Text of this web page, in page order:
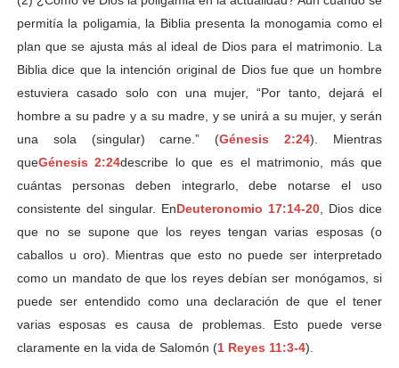
permitía la poligamia, la Biblia presenta la monogamia como el
plan que se ajusta más al ideal de Dios para el matrimonio. La
Biblia dice que la intención original de Dios fue que un hombre
estuviera casado solo con una mujer, “Por tanto, dejará el
hombre a su padre y a su madre, y se unirá a su mujer, y serán
una sola (singular) carne.” (Génesis 2:24). Mientras
queGénesis 2:24describe lo que es el matrimonio, más que
cuántas personas deben integrarlo, debe notarse el uso
consistente del singular. EnDeuteronomio 17:14-20 , Dios dice
que no se supone que los reyes tengan varias esposas (o
caballos u oro). Mientras que esto no puede ser interpretado
como un mandato de que los reyes debían ser monógamos, si
puede ser entendido como una declaración de que el tener
varias esposas es causa de problemas. Esto puede verse
claramente en la vida de Salomón (1 Reyes 11:3-4).